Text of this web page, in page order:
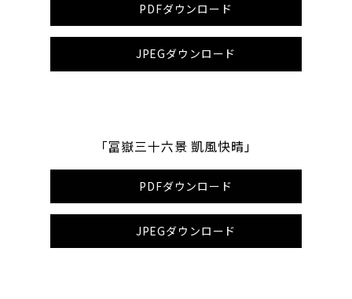
PDFダウンロード
JPEGダウンロード
「冨嶽三十六景 凱風快晴」
PDFダウンロード
JPEGダウンロード